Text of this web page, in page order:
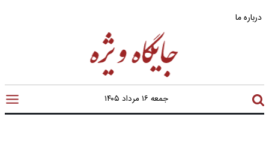
درباره ما
جمعه ۱۶ مرداد ۱۴۰۵